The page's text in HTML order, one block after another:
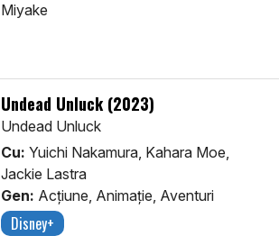
Miyake
Undead Unluck (2023)
Undead Unluck
Cu: Yuichi Nakamura, Kahara Moe,
Jackie Lastra
Gen: Acţiune, Animaţie, Aventuri
Disney+